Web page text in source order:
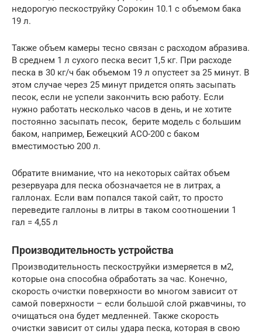
недорогую пескоструйку Сорокин 10.1 с объемом бака
19 л.
Также объем камеры тесно связан с расходом абразива.
В среднем 1 л сухого песка весит 1,5 кг. При расходе
песка в 30 кг/ч бак объемом 19 л опустеет за 25 минут. В
этом случае через 25 минут придется опять засыпать
песок, если не успели закончить всю работу. Если
нужно работать несколько часов в день, и не хотите
постоянно засыпать песок, берите модель с большим
баком, например, Бежецкий АСО-200 с баком
вместимостью 200 л.
Обратите внимание, что на некоторых сайтах объем
резервуара для песка обозначается не в литрах, а
галлонах. Если вам попался такой сайт, то просто
переведите галлоны в литры в таком соотношении 1
гал = 4,55 л
Производительность устройства
Производительность пескоструйки измеряется в м2,
которые она способна обработать за час. Конечно,
скорость очистки поверхности во многом зависит от
самой поверхности – если большой слой ржавчины, то
очищаться она будет медленней. Также скорость
очистки зависит от силы удара песка, которая в свою